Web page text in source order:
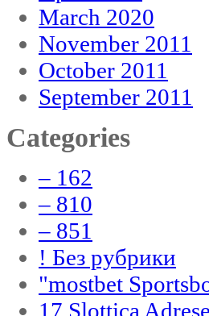
March 2020
November 2011
October 2011
September 2011
Categories
– 162
– 810
– 851
! Без рубрики
"‎mostbet
17 Slottica